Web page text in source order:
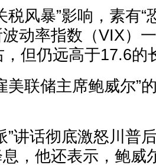
税风暴”影响，素有“
动率指数（VIX）
但仍远高于17.6的
美联储主席鲍威尔”
”讲话彻底激怒川普
，他还表示，鲍威